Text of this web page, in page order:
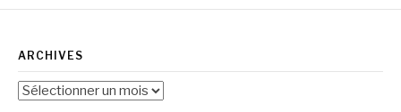
ARCHIVES
Archives